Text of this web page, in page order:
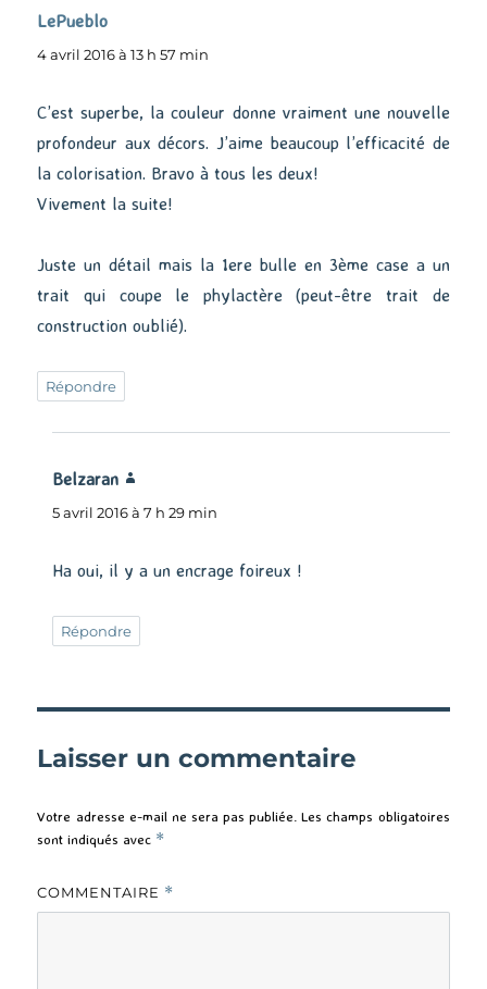
LePueblo
4 avril 2016 à 13 h 57 min
C’est superbe, la couleur donne vraiment une nouvelle
profondeur aux décors. J’aime beaucoup l’efficacité de
la colorisation. Bravo à tous les deux!
Vivement la suite!
Juste un détail mais la 1ere bulle en 3ème case a un
trait qui coupe le phylactère (peut-être trait de
construction oublié).
Répondre
Belzaran
5 avril 2016 à 7 h 29 min
Ha oui, il y a un encrage foireux !
Répondre
Laisser un commentaire
Votre adresse e-mail ne sera pas publiée. Les champs obligatoires
sont indiqués avec *
COMMENTAIRE *